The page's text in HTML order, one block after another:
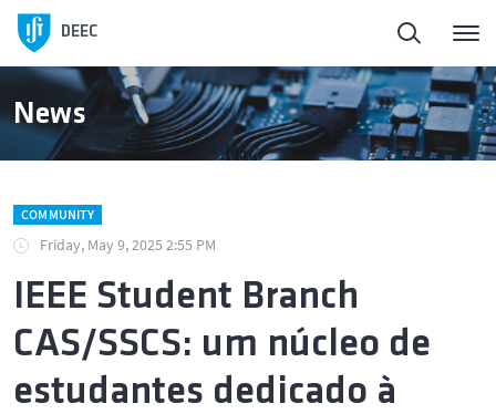
DEEC
ElectroDay
About DEEC
Education
News
COMMUNITY
Friday, May 9, 2025 2:55 PM
IEEE Student Branch
CAS/SSCS: um núcleo de
estudantes dedicado à